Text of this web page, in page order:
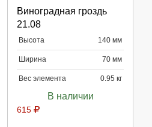
Виноградная гроздь
21.08
Высота 140 мм
Ширина 70 мм
Вес элемента 0.95 кг
В наличии
615